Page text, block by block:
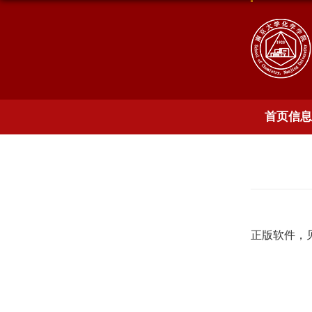
首页信息
正版软件，